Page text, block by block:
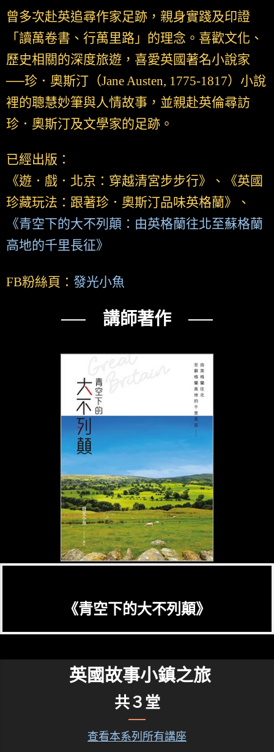
曾多次赴英追尋作家足跡，親身實踐及印證
「讀萬卷書、行萬里路」的理念。喜歡文化、
歷史相關的深度旅遊，喜愛英國著名小說家
──珍．奧斯汀（Jane Austen, 1775-1817）小說
裡的聰慧妙筆與人情故事，並親赴英倫尋訪
珍．奧斯汀及文學家的足跡。
已經出版：
《遊．戲．北京：穿越清宮步步行》、《英國
珍藏玩法：跟著珍．奧斯汀品味英格蘭》、
《青空下的大不列顛：由英格蘭往北至蘇格蘭
高地的千里長征》
FB粉絲頁： 發光小魚
── 講師著作 ──
《青空下的大不列顛》
英國故事小鎮之旅
共３堂
查看本系列所有講座